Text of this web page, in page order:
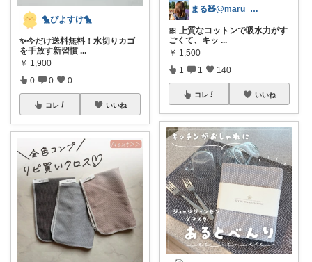
🐤ぴよすけ🐤
✨今だけ送料無料！水切りカゴ
を手放す新習慣 ...
￥ 1,900
0 0 0
コレ いいね
まる🧸@maru_kmania
🎀 上質なコットンで吸水力がす
ごくて、キッ ...
￥ 1,500
1 1 140
コレ いいね